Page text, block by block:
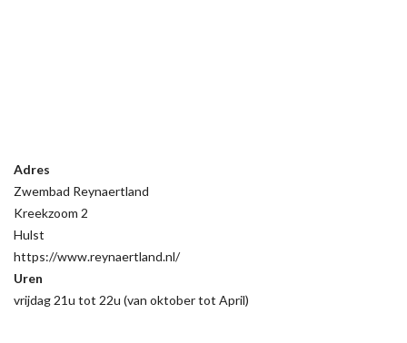
Adres
Zwembad Reynaertland
Kreekzoom 2
Hulst
https://www.reynaertland.nl/
Uren
vrijdag 21u tot 22u (van oktober tot April)